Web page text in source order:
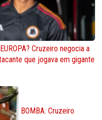
Cruzeiro negocia a
que jogava em gigante
BOMBA: Cruzeiro